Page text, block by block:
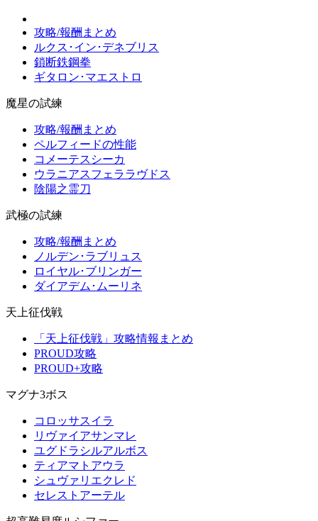
攻略/報酬まとめ
ルクス･イン･デネブリス
鎖断鉄鋼拳
ギタロン･マエストロ
魔星の試練
攻略/報酬まとめ
ペルフィードの性能
コメーテスシーカ
ウラニアスフェララヴドス
陰陽之霊刀
武極の試練
攻略/報酬まとめ
ノルデン･ラブリュス
ロイヤル･ブリンガー
ダイアデム･ムーリネ
天上征伐戦
「天上征伐戦」攻略情報まとめ
PROUD攻略
PROUD+攻略
マグナ3ボス
コロッサスイラ
リヴァイアサンマレ
ユグドラシルアルボス
ティアマトアウラ
シュヴァリエクレド
セレストアーテル